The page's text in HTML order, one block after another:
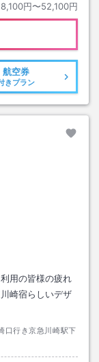
8,100円〜52,100円
航空券
きプラン
用の皆様の疲れ
崎宿らしいデザ
口行き京急川崎駅下